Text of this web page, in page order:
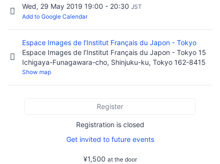
Wed, 29 May 2019 19:00 - 20:30 JST
Add to Google Calendar
Espace Images de l’Institut Français du Japon - Tokyo
Espace Images de l’Institut Français du Japon - Tokyo 15
Ichigaya-Funagawara-cho, Shinjuku-ku, Tokyo 162-8415
Show map
Register
Registration is closed
Get invited to future events
¥1,500 at the door